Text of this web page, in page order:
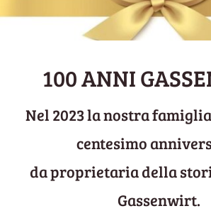
100 ANNI
Nel 2023 la nostra
centesimo
da proprietaria della
Gassenwirt.